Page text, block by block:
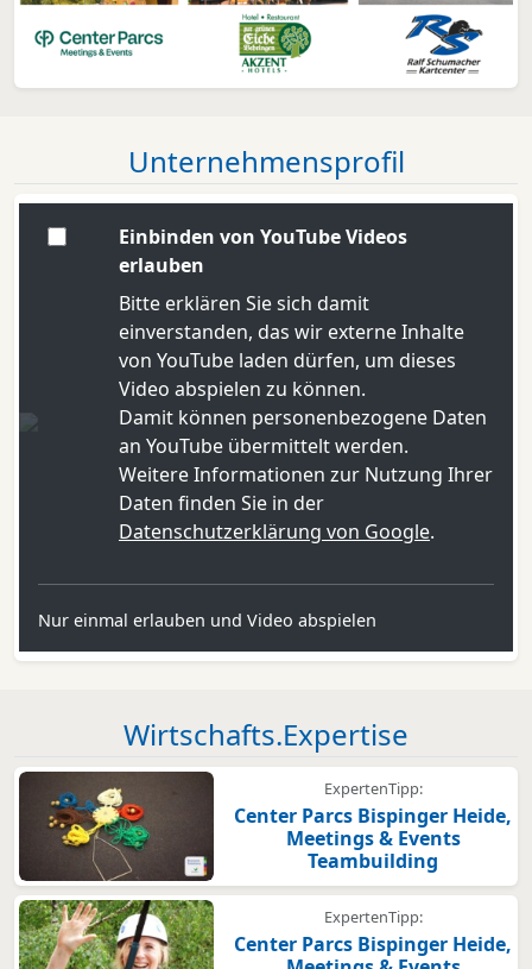
Unternehmensprofil
Einbinden von YouTube Videos
erlauben
Bitte erklären Sie sich damit
einverstanden, das wir externe Inhalte
von YouTube laden dürfen, um dieses
Video abspielen zu können.
Damit können personenbezogene Daten
an YouTube übermittelt werden.
Weitere Informationen zur Nutzung Ihrer
Daten finden Sie in der
Datenschutzerklärung von Google.
Nur einmal erlauben und Video abspielen
Wirtschafts.Expertise
ExpertenTipp:
Center Parcs Bispinger Heide,
Meetings & Events
Teambuilding
ExpertenTipp:
Center Parcs Bispinger Heide,